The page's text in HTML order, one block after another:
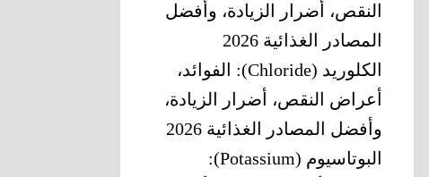
النقص، أضرار الزيادة، وأفضل
المصادر الغذائية 2026
الكلوريد (Chloride): الفوائد،
أعراض النقص، أضرار الزيادة،
وأفضل المصادر الغذائية 2026
البوتاسيوم (Potassium):